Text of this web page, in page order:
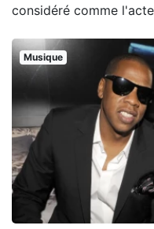
considéré comme
Musique